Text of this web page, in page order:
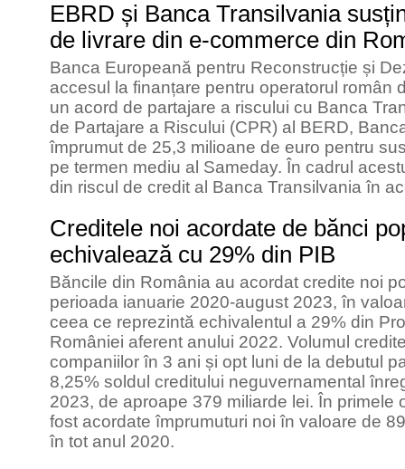
EBRD și Banca Transilvania
de livrare din e-commerce din
Banca Europeană pentru Reconstrucție și
accesul la finanțare pentru operatorul român
un acord de partajare a riscului cu Banca
de Partajare a Riscului (CPR) al BERD,
împrumut de 25,3 milioane de euro pentru
pe termen mediu al Sameday. În cadrul
din riscul de credit al Banca Transilvania în
Creditele noi acordate de bănci
echivalează cu 29% din PIB
Băncile din România au acordat credite noi
perioada ianuarie 2020-august 2023, în
ceea ce reprezintă echivalentul a 29% din
României aferent anului 2022. Volumul
companiilor în 3 ani și opt luni de la debutul
8,25% soldul creditului neguvernamental
2023, de aproape 379 miliarde lei. În primele
fost acordate împrumuturi noi în valoare de
în tot anul 2020.